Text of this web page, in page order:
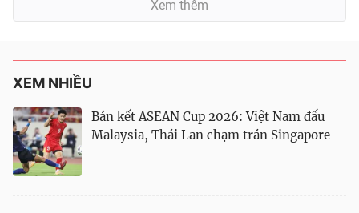
Xem thêm
XEM NHIỀU
Bán kết ASEAN Cup 2026: Việt Nam đấu
Malaysia, Thái Lan chạm trán Singapore